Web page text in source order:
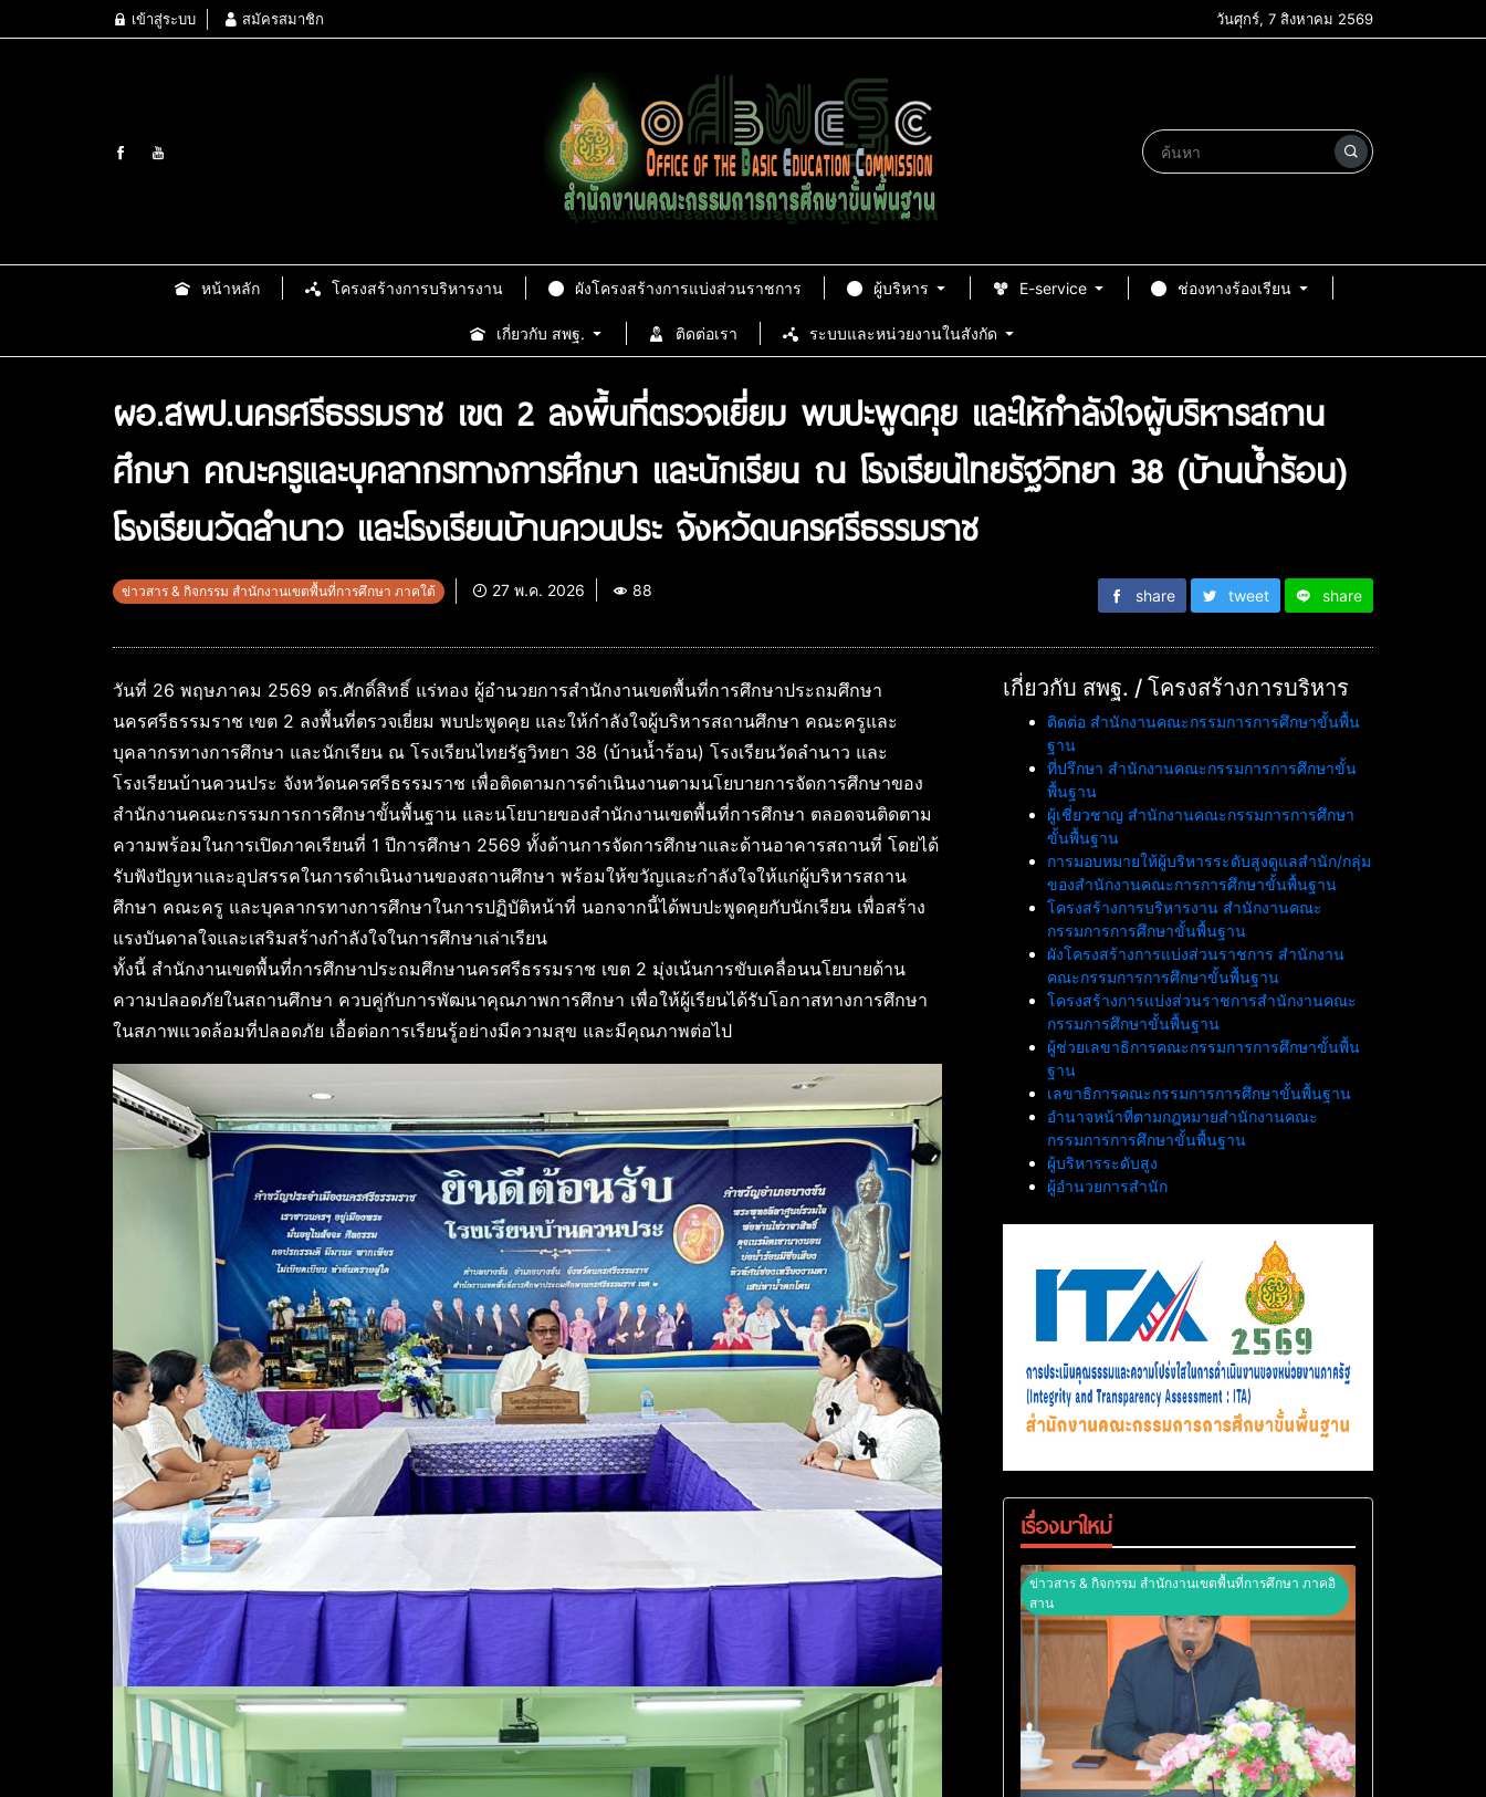
เข้าสู่ระบบ สมัครสมาชิก วันศุกร์, 7 สิงหาคม 2569
หน้าหลัก โครงสร้างการบริหารงาน ผังโครงสร้างการแบ่งส่วนราชการ ผู้บริหาร E-service ช่องทางร้องเรียน
เกี่ยวกับ สพฐ. ติดต่อเรา ระบบและหน่วยงานในสังกัด
ผอ.สพป.นครศรีธรรมราช เขต 2 ลงพื้นที่ตรวจเยี่ยม พบปะพูดคุย และให้กำลังใจผู้บริหารสถาน
ศึกษา คณะครูและบุคลากรทางการศึกษา และนักเรียน ณ โรงเรียนไทยรัฐวิทยา 38 (บ้านน้ำร้อน)
โรงเรียนวัดลำนาว และโรงเรียนบ้านควนประ จังหวัดนครศรีธรรมราช
ข่าวสาร & กิจกรรม สำนักงานเขตพื้นที่การศึกษา ภาคใต้ 27 พ.ค. 2026 88 share tweet share
วันที่ 26 พฤษภาคม 2569 ดร.ศักดิ์สิทธิ์ แร่ทอง ผู้อำนวยการสำนักงานเขตพื้นที่การศึกษาประถมศึกษา
นครศรีธรรมราช เขต 2 ลงพื้นที่ตรวจเยี่ยม พบปะพูดคุย และให้กำลังใจผู้บริหารสถานศึกษา คณะครูและ
บุคลากรทางการศึกษา และนักเรียน ณ โรงเรียนไทยรัฐวิทยา 38 (บ้านน้ำร้อน) โรงเรียนวัดลำนาว และ
โรงเรียนบ้านควนประ จังหวัดนครศรีธรรมราช เพื่อติดตามการดำเนินงานตามนโยบายการจัดการศึกษาของ
สำนักงานคณะกรรมการการศึกษาขั้นพื้นฐาน และนโยบายของสำนักงานเขตพื้นที่การศึกษา ตลอดจนติดตาม
ความพร้อมในการเปิดภาคเรียนที่ 1 ปีการศึกษา 2569 ทั้งด้านการจัดการศึกษาและด้านอาคารสถานที่ โดยได้
รับฟังปัญหาและอุปสรรคในการดำเนินงานของสถานศึกษา พร้อมให้ขวัญและกำลังใจให้แก่ผู้บริหารสถาน
ศึกษา คณะครู และบุคลากรทางการศึกษาในการปฏิบัติหน้าที่ นอกจากนี้ได้พบปะพูดคุยกับนักเรียน เพื่อสร้าง
แรงบันดาลใจและเสริมสร้างกำลังใจในการศึกษาเล่าเรียน
ทั้งนี้ สำนักงานเขตพื้นที่การศึกษาประถมศึกษานครศรีธรรมราช เขต 2 มุ่งเน้นการขับเคลื่อนนโยบายด้าน
ความปลอดภัยในสถานศึกษา ควบคู่กับการพัฒนาคุณภาพการศึกษา เพื่อให้ผู้เรียนได้รับโอกาสทางการศึกษา
ในสภาพแวดล้อมที่ปลอดภัย เอื้อต่อการเรียนรู้อย่างมีความสุข และมีคุณภาพต่อไป
เกี่ยวกับ สพฐ. / โครงสร้างการบริหาร
ติดต่อ สำนักงานคณะกรรมการการศึกษาขั้นพื้น
ฐาน
ที่ปรึกษา สำนักงานคณะกรรมการการศึกษาขั้น
พื้นฐาน
ผู้เชี่ยวชาญ สำนักงานคณะกรรมการการศึกษา
ขั้นพื้นฐาน
การมอบหมายให้ผู้บริหารระดับสูงดูแลสำนัก/กลุ่ม
ของสำนักงานคณะการการศึกษาขั้นพื้นฐาน
โครงสร้างการบริหารงาน สำนักงานคณะ
กรรมการการศึกษาขั้นพื้นฐาน
ผังโครงสร้างการแบ่งส่วนราชการ สำนักงาน
คณะกรรมการการศึกษาขั้นพื้นฐาน
โครงสร้างการแบ่งส่วนราชการสำนักงานคณะ
กรรมการศึกษาขั้นพื้นฐาน
ผู้ช่วยเลขาธิการคณะกรรมการการศึกษาขั้นพื้น
ฐาน
เลขาธิการคณะกรรมการการศึกษาขั้นพื้นฐาน
อำนาจหน้าที่ตามกฎหมายสำนักงานคณะ
กรรมการการศึกษาขั้นพื้นฐาน
ผู้บริหารระดับสูง
ผู้อำนวยการสำนัก
เรื่องมาใหม่
ข่าวสาร & กิจกรรม สำนักงานเขตพื้นที่การศึกษา ภาคอิ
สาน